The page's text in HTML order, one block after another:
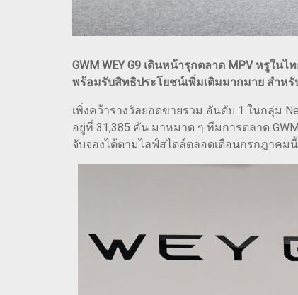
GWM WEY G9 เดินหน้ารุกตลาด MPV หรูใน
พร้อมรับสิทธิประโยชน์เพิ่มเติมมากมาย สำห
เพิ่งคว้ารางวัลยอดขายรวม อันดับ 1 ในกลุ่ม
อยู่ที่ 31,385 คัน มาหมาด ๆ ทีมการตลาด
จับจองได้ตามไลฟ์สไตล์ตลอดเดือนกรกฎาคมนี้